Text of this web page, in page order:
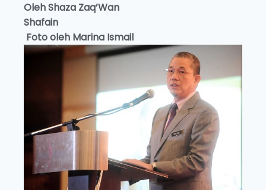
Oleh Shaza Zaq’Wan
Foto oleh Marina Ismail